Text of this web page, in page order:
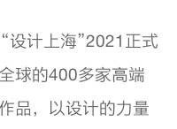
设计上海”2021正式
球的400多家高端
品，以设计的力量